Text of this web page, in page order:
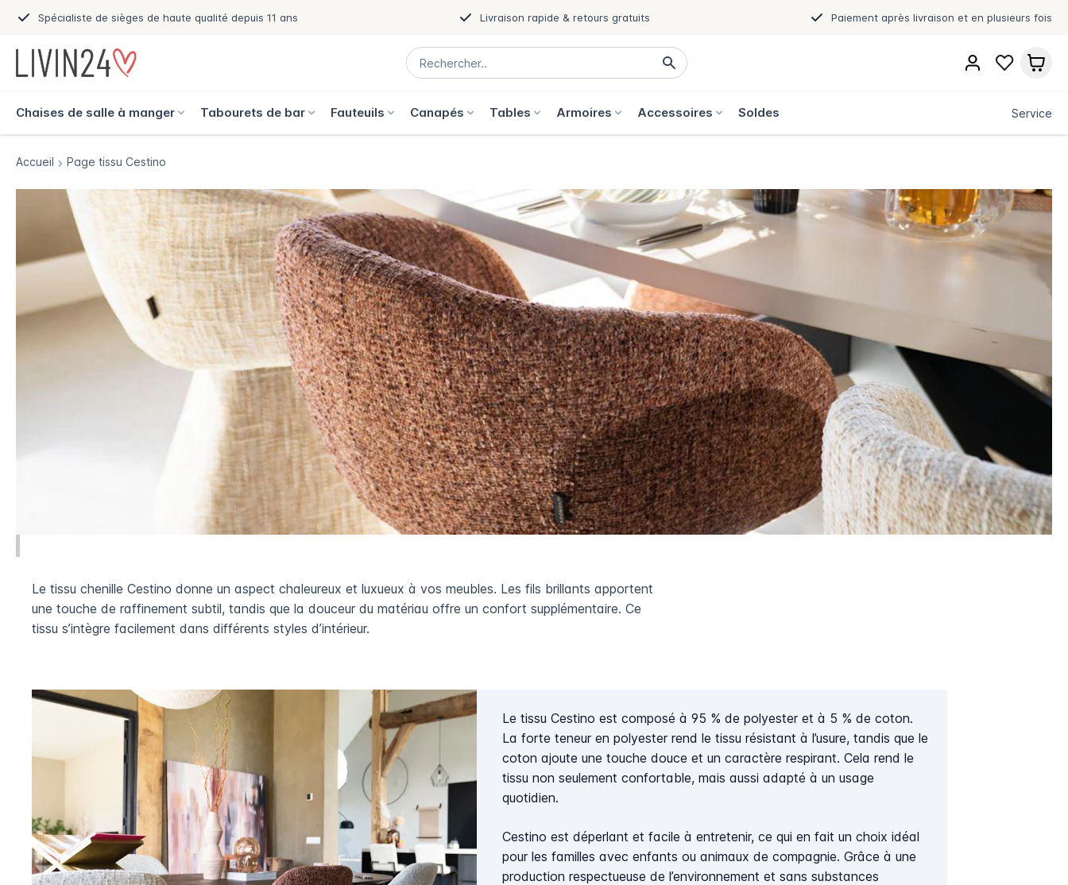
Spécialiste de sièges de haute qualité depuis 11 ans Livraison rapide & retours gratuits Paiement après livraison et en plusieurs fois
Chaises de salle à manger Tabourets de bar Fauteuils Canapés Tables Armoires Accessoires Soldes Service
Accueil Page tissu Cestino
Le tissu chenille Cestino donne un aspect chaleureux et luxueux à vos meubles. Les fils brillants apportent
une touche de raffinement subtil, tandis que la douceur du matériau offre un confort supplémentaire. Ce
tissu s’intègre facilement dans différents styles d’intérieur.
Le tissu Cestino est composé à 95 % de polyester et à 5 % de coton.
La forte teneur en polyester rend le tissu résistant à l’usure, tandis que le
coton ajoute une touche douce et un caractère respirant. Cela rend le
tissu non seulement confortable, mais aussi adapté à un usage
quotidien.
Cestino est déperlant et facile à entretenir, ce qui en fait un choix idéal
pour les familles avec enfants ou animaux de compagnie. Grâce à une
production respectueuse de l’environnement et sans substances